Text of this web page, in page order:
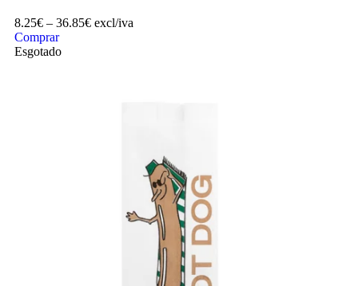
8.25€ – 36.85€ excl/iva
Comprar
Esgotado